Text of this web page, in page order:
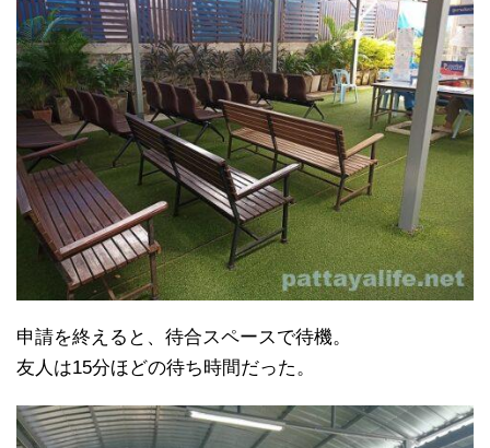
申請を終えると、待合スペースで待機。
友人は15分ほどの待ち時間だった。